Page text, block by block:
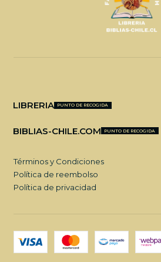
LIBRERIA PUNTO DE RECOGIDA
BIBLIAS-CHILE.COM PUNTO DE RECOGIDA
Términos y Condiciones
Política de reembolso
Política de privacidad